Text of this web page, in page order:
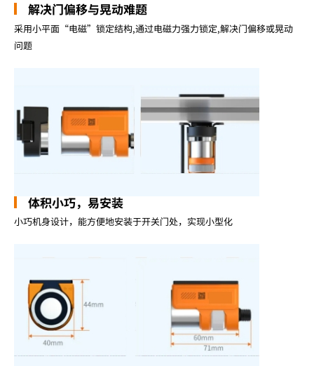
解决门偏移与晃动难题
采用小平面“电磁”锁定结构,通过电磁力强力锁定,解决门偏移或晃动
问题
体积小巧，易安装
小巧机身设计，能方便地安装于开关门处，实现小型化